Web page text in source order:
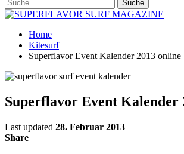
Home
Kitesurf
Superflavor Event Kalender 2013 online
Superflavor Event Kalender
Last updated 28. Februar 2013
Share